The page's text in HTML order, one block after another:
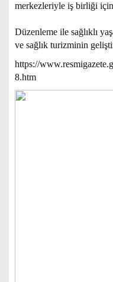
merkezleriyle iş birliği
Düzenleme ile sağlıklı
ve sağlık turizminin
https://
8.htm